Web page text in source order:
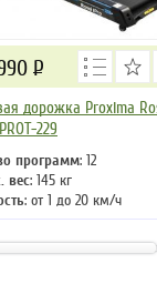
дорожка Proxima
229
программ: 12
вес: 145 кг
: от 1 до 20 км/ч
двигателя: 4 л.с.
угла наклона:
Р